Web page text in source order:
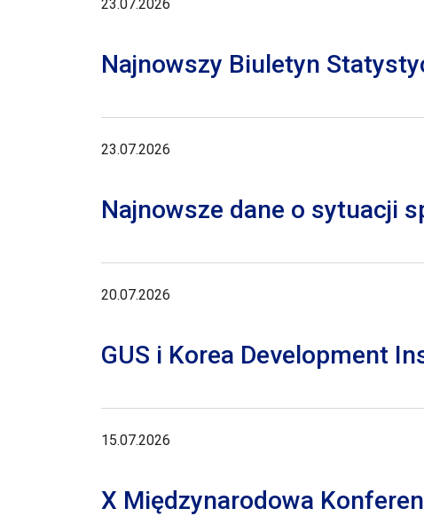
23.07.2026
Najnowszy Biuletyn
23.07.2026
Najnowsze dane o sytuacji
20.07.2026
GUS i Korea Development
15.07.2026
X Międzynarodowa